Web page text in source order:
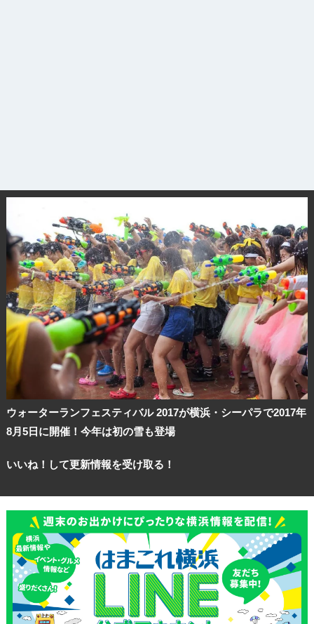
ウォーターランフェスティバル 2017が横浜・シーパラで2017年
8月5日に開催！今年は初の雪も登場
いいね！して更新情報を受け取る！